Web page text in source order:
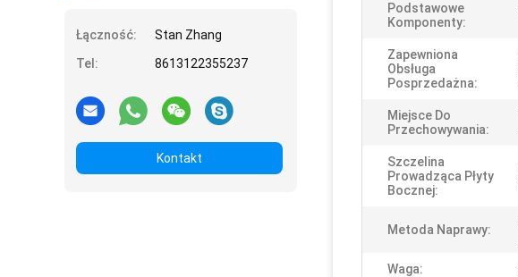
Łączność:
Stan Zhang
Tel:
8613122355237
Kontakt
Podstawowe
Komponenty:
Zapewniona
Obsługa
Posprzedażna:
Miejsce Do
Przechowywania:
Szczelina
Prowadząca Płyty
Bocznej:
Metoda Naprawy:
Waga: